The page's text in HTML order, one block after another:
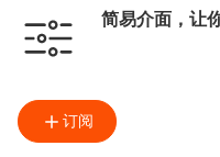
简易介面，让
订阅